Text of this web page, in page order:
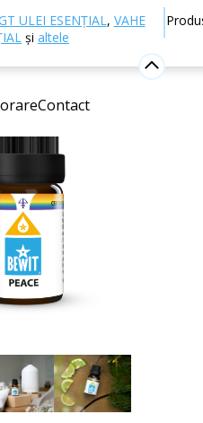
ULEI ESENȚIAL, VAHE
și altele
Contact
Uleiuri esențiale